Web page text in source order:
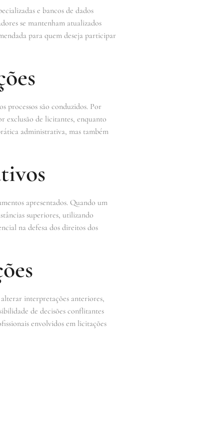
e bancos de dados
se mantenham atualizados
para quem deseja participar
processos são conduzidos. Por
exclusão de licitantes, enquanto
administrativa, mas também
apresentados. Quando um
superiores, utilizando
na defesa dos direitos dos
interpretações anteriores,
de decisões conflitantes
envolvidos em licitações